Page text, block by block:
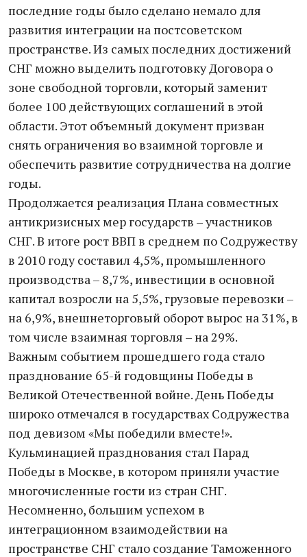
последние годы было сделано немало для
развития интеграции на постсоветском
пространстве. Из самых последних достижений
СНГ можно выделить подготовку Договора о
зоне свободной торговли, который заменит
более 100 действующих соглашений в этой
области. Этот объемный документ призван
снять ограничения во взаимной торговле и
обеспечить развитие сотрудничества на долгие
годы.
Продолжается реализация Плана совместных
антикризисных мер государств – участников
СНГ. В итоге рост ВВП в среднем по Содружеству
в 2010 году составил 4,5%, промышленного
производства – 8,7%, инвестиции в основной
капитал возросли на 5,5%, грузовые перевозки –
на 6,9%, внешнеторговый оборот вырос на 31%, в
том числе взаимная торговля – на 29%.
Важным событием прошедшего года стало
празднование 65-й годовщины Победы в
Великой Отечественной войне. День Победы
широко отмечался в государствах Содружества
под девизом «Мы победили вместе!».
Кульминацией празднования стал Парад
Победы в Москве, в котором приняли участие
многочисленные гости из стран СНГ.
Несомненно, большим успехом в
интеграционном взаимодействии на
пространстве СНГ стало создание Таможенного